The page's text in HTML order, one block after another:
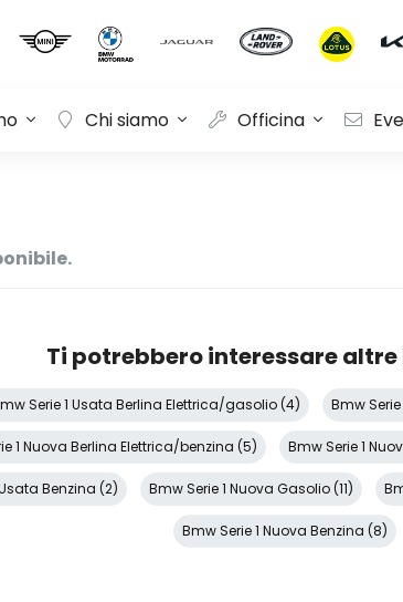
Chi siamo Officina
Ti potrebbero interessare altre
Serie 1 Usata Berlina Elettrica/gasolio (4) Bmw
1 Nuova Berlina Elettrica/benzina (5) Bmw Serie 1
Benzina (2) Bmw Serie 1 Nuova Gasolio (11)
Bmw Serie 1 Nuova Benzina (8)